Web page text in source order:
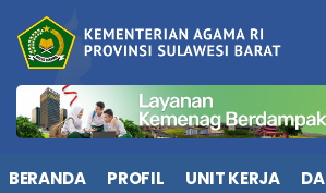
BERANDA PROFIL UNIT KERJA